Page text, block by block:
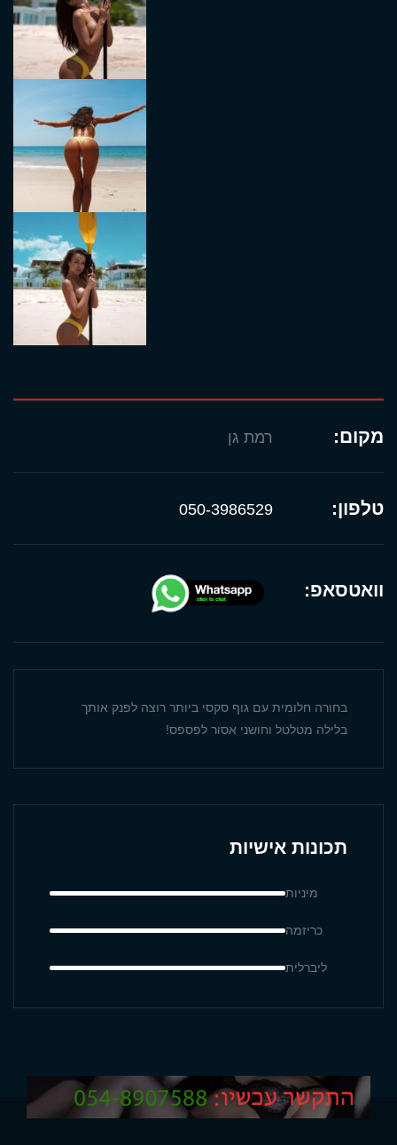
מקום: רמת גן
טלפון: 050-3986529
וואטסאפ:
בחורה חלומית עם גוף סקסי ביותר רוצה לפנק אותך
בלילה מטלטל וחושני אסור לפספס!
תכונות אישיות
מיניות
כריזמה
ליברלית